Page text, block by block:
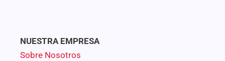
NUESTRA EMPRESA
Sobre Nosotros